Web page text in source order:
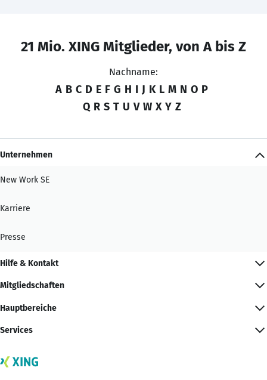
21 Mio. XING Mitglieder, von A bis Z
Nachname:
A B C D E F G H I J K L M N O P
Q R S T U V W X Y Z
Unternehmen
New Work SE
Karriere
Presse
Hilfe & Kontakt
Mitgliedschaften
Hauptbereiche
Services